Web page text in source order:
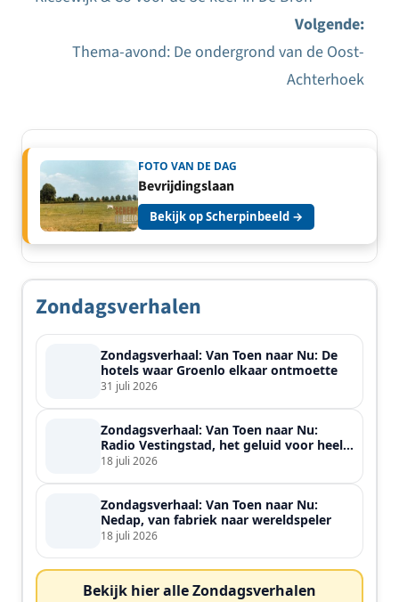
Bericht
navigatie
Volgende:
Thema-avond: De ondergrond van de Oost-
Achterhoek
FOTO VAN DE DAG
Bevrijdingslaan
Bekijk op Scherpinbeeld →
Zondagsverhalen
Zondagsverhaal: Van Toen naar Nu: De
hotels waar Groenlo elkaar ontmoette
31 juli 2026
Zondagsverhaal: Van Toen naar Nu:
Radio Vestingstad, het geluid voor heel
de streek
18 juli 2026
Zondagsverhaal: Van Toen naar Nu:
Nedap, van fabriek naar wereldspeler
18 juli 2026
Bekijk hier alle Zondagsverhalen